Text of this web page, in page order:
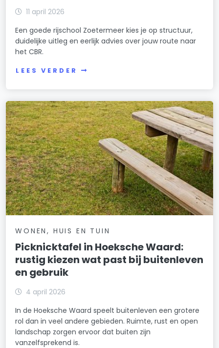
11 april 2026
Een goede rijschool Zoetermeer kies je op structuur,
duidelijke uitleg en eerlijk advies over jouw route naar
het CBR.
LEES VERDER
WONEN, HUIS EN TUIN
Picknicktafel in Hoeksche Waard:
rustig kiezen wat past bij buitenleven
en gebruik
4 april 2026
In de Hoeksche Waard speelt buitenleven een grotere
rol dan in veel andere gebieden. Ruimte, rust en open
landschap zorgen ervoor dat buiten zijn
vanzelfsprekend is.